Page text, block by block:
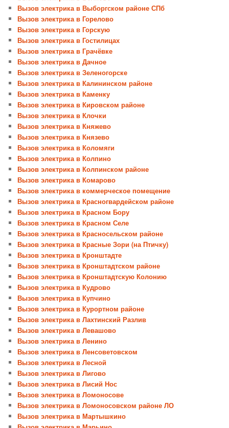
Вызов электрика в Выборгском районе СПб
Вызов электрика в Горелово
Вызов электрика в Горскую
Вызов электрика в Гостилицах
Вызов электрика в Грачёвке
Вызов электрика в Дачное
Вызов электрика в Зеленогорске
Вызов электрика в Калининском районе
Вызов электрика в Каменку
Вызов электрика в Кировском районе
Вызов электрика в Клочки
Вызов электрика в Княжево
Вызов электрика в Князево
Вызов электрика в Коломяги
Вызов электрика в Колпино
Вызов электрика в Колпинском районе
Вызов электрика в Комарово
Вызов электрика в коммерческое помещение
Вызов электрика в Красногвардейском районе
Вызов электрика в Красном Бору
Вызов электрика в Красном Селе
Вызов электрика в Красносельском районе
Вызов электрика в Красные Зори (на Птичку)
Вызов электрика в Кронштадте
Вызов электрика в Кронштадтском районе
Вызов электрика в Кронштадтскую Колонию
Вызов электрика в Кудрово
Вызов электрика в Купчино
Вызов электрика в Курортном районе
Вызов электрика в Лахтинский Разлив
Вызов электрика в Левашово
Вызов электрика в Ленино
Вызов электрика в Ленсоветовском
Вызов электрика в Лесной
Вызов электрика в Лигово
Вызов электрика в Лисий Нос
Вызов электрика в Ломоносове
Вызов электрика в Ломоносовском районе ЛО
Вызов электрика в Мартышкино